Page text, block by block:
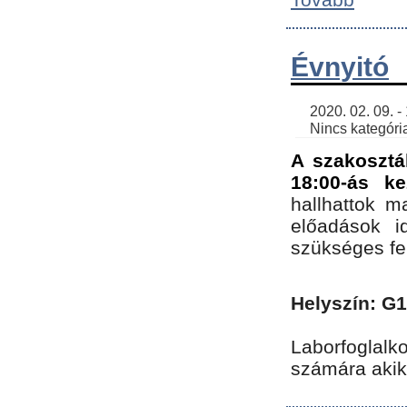
Évnyitó
Nincs
A
18:00-ás
hallhattok
előadások
szükséges
Helyszín:
számára